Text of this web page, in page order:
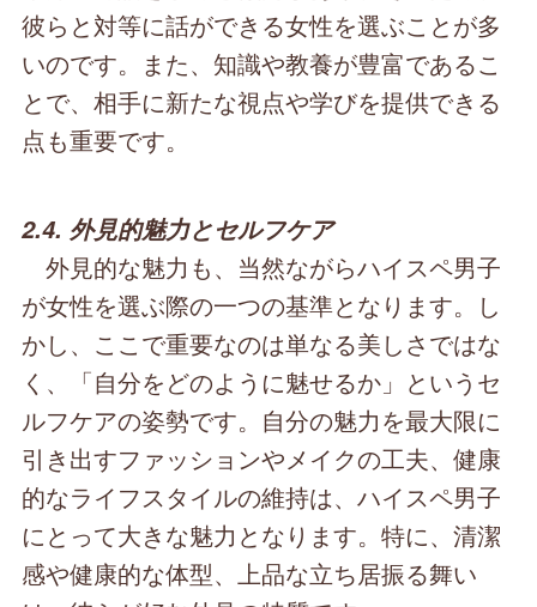
彼らと対等に話ができる女性を選ぶことが多
いのです。また、知識や教養が豊富であるこ
とで、相手に新たな視点や学びを提供できる
点も重要です。
2.4. 外見的魅力とセルフケア
外見的な魅力も、当然ながらハイスペ男子
が女性を選ぶ際の一つの基準となります。し
かし、ここで重要なのは単なる美しさではな
く、「自分をどのように魅せるか」というセ
ルフケアの姿勢です。自分の魅力を最大限に
引き出すファッションやメイクの工夫、健康
的なライフスタイルの維持は、ハイスペ男子
にとって大きな魅力となります。特に、清潔
感や健康的な体型、上品な立ち居振る舞い